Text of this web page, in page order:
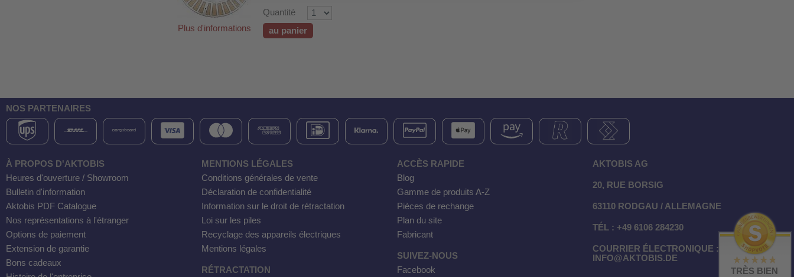
Plus d'informations
Quantité
au panier
NOS PARTENAIRES
À PROPOS D'AKTOBIS
Heures d'ouverture / Showroom
Bulletin d'information
Aktobis PDF Catalogue
Nos représentations à l'étranger
Options de paiement
Extension de garantie
Bons cadeaux
MENTIONS LÉGALES
Conditions générales de vente
Déclaration de confidentialité
Information sur le droit de rétractation
Loi sur les piles
Recyclage des appareils électriques
Mentions légales
RÉTRACTATION
ACCÈS RAPIDE
Blog
Gamme de produits A-Z
Pièces de rechange
Plan du site
Fabricant
SUIVEZ-NOUS
Facebook
AKTOBIS AG
20, RUE BORSIG
63110 RODGAU / ALLEMAGNE
TÉL : +49 6106 284230
COURRIER ÉLECTRONIQUE :
INFO@AKTOBIS.DE
TRÈS BIEN